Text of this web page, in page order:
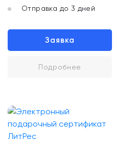
Отправка до 3 дней
Заявка
Подробнее